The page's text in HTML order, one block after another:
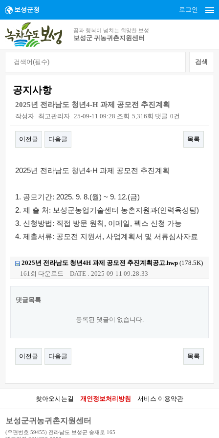
보성군청 로그인
꿈과 행복이 넘치는 희망찬 보성
보성군 귀농귀촌지원센터
공지사항
2025년 전라남도 청년4-H 과제 공모전 추진계획
작성자 최고관리자 25-09-11 09:28 조회 5,316회 댓글 0건
이전글 다음글 목록
2025년 전라남도 청년4-H 과제 공모전 추진계획
1. 공모기간: 2025. 9. 8.(월) ~ 9. 12.(금)
2. 제 출 처: 보성군농업기술센터 농촌지원과(인력육성팀)
3. 신청방법: 직접 방문 원칙, 이메일, 펙스 신청 가능
4. 제출서류: 공모전 지원서, 사업계획서 및 서류심사자료
2025년 전라남도 청년4H 과제 공모전 추진계획공고.hwp (178.5K)
161회 다운로드
DATE : 2025-09-11 09:28:33
댓글목록
등록된 댓글이 없습니다.
이전글 다음글 목록
찾아오시는길 개인정보처리방침 서비스 이용약관
보성군귀농귀촌지원센터
(우편번호 59455) 전라남도 보성군 송재로 165